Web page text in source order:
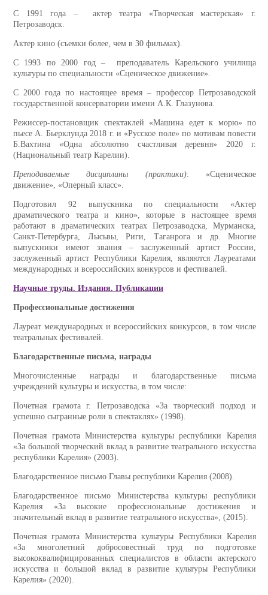
С 1991 года – актер театра «Творческая мастерская» г.
Петрозаводск.
Актер кино (съемки более, чем в 30 фильмах).
С 1993 по 2000 год – преподаватель Карельского училища
культуры по специальности «Сценическое движение».
С 2000 года по настоящее время – профессор Петрозаводской
государственной консерватории имени А.К. Глазунова.
Режиссер-постановщик спектаклей «Машина едет к морю» по
пьесе А. Бьерклунда 2018 г. и «Русское поле» по мотивам повести
Б.Вахтина «Одна абсолютно счастливая деревня» 2020 г.
(Национальный театр Карелии).
Преподаваемые дисциплины (практики): «Сценическое
движение», «Оперный класс».
Подготовил 92 выпускника по специальности «Актер
драматического театра и кино», которые в настоящее время
работают в драматических театрах Петрозаводска, Мурманска,
Санкт-Петербурга, Лысьвы, Риги, Таганрога и др. Многие
выпускники имеют звания – заслуженный артист России,
заслуженный артист Республики Карелия, являются Лауреатами
международных и всероссийских конкурсов и фестивалей.
Научные труды. Издания. Публикации
Профессиональные достижения
Лауреат международных и всероссийских конкурсов, в том числе
театральных фестивалей.
Благодарственные письма, награды
Многочисленные награды и благодарственные письма
учреждений культуры и искусства, в том числе:
Почетная грамота г. Петрозаводска «За творческий подход и
успешно сыгранные роли в спектаклях» (1998).
Почетная грамота Министерства культуры республики Карелия
«За большой творческий вклад в развитие театрального искусства
республики Карелия» (2003).
Благодарственное письмо Главы республики Карелия (2008).
Благодарственное письмо Министерства культуры республики
Карелия «За высокие профессиональные достижения и
значительный вклад в развитие театрального искусства», (2015).
Почетная грамота Министерства культуры Республики Карелия
«За многолетний добросовестный труд по подготовке
высококвалифицированных специалистов в области актерского
искусства и большой вклад в развитие культуры Республики
Карелия» (2020).